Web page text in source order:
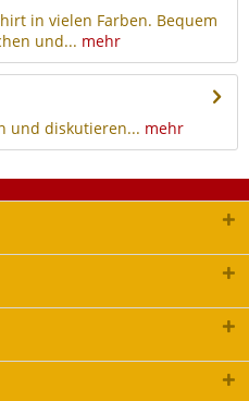
in vielen Farben. Bequem
und... mehr
und diskutieren... mehr